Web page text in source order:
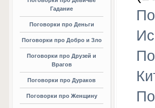
Гадание
Поговорки про Деньги
Поговорки про Добро и Зло
Поговорки про Друзей и
Врагов
Поговорки про Дураков
Поговорки про Женщину